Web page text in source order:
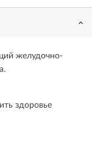
желудочно-
здоровье